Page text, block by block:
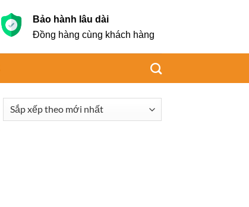
Bảo hành lâu dài
Đồng hàng cùng khách hàng